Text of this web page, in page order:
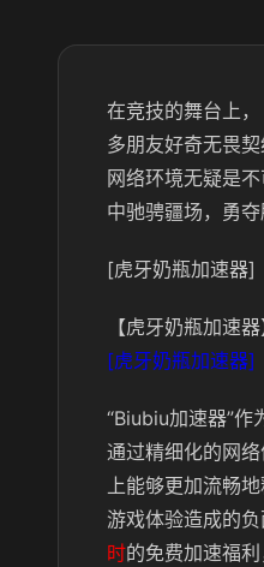
在竞技的舞台上
多朋友好奇无畏
网络环境无疑是
中驰骋疆场，勇夺
[虎牙奶瓶加速器]
【虎牙奶瓶加速
[虎牙奶瓶加速器]
“Biubiu加速器”作
通过精细化的网
上能够更加流畅
游戏体验造成的
时的免费加速福